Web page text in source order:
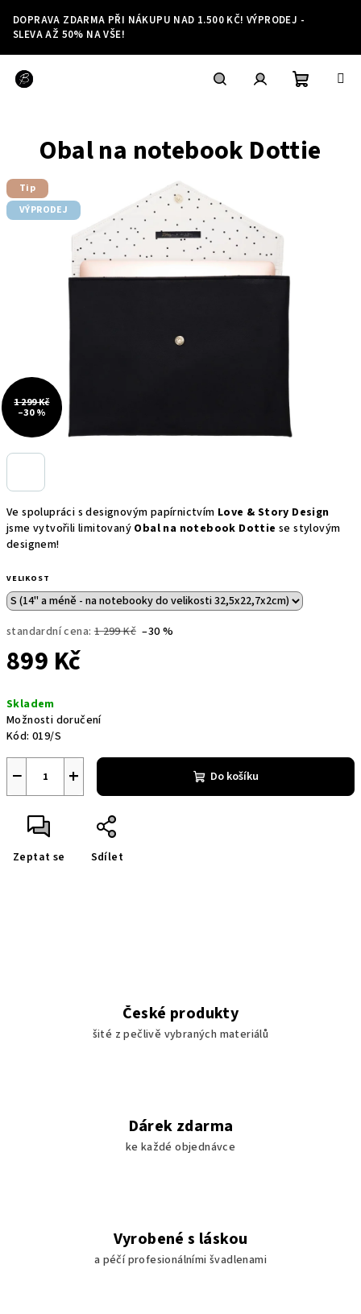
obsah
DOPRAVA ZDARMA PŘI NÁKUPU NAD 1.500 KČ! VÝPRODEJ -
SLEVA AŽ 50% NA VŠE!
košík
Ve spolupráci s designovým papírnictvím Love & Story Design
jsme vytvořili limitovaný Obal na notebook Dottiese stylovým
designem!
VELIKOST
standardní cena: 1 299 Kč –30 %
899 Kč
cena:
Skladem
Možnosti doručení
Kód: 019/S
+
− Do košíku
Zeptat se Sdílet
Obal na notebook Dottie
Tip
VÝPRODEJ
1 299 Kč
–30 %
České produkty
šité z pečlivě vybraných materiálů
Dárek zdarma
ke každé objednávce
Vyrobené s láskou
a péčí profesionálními švadlenami